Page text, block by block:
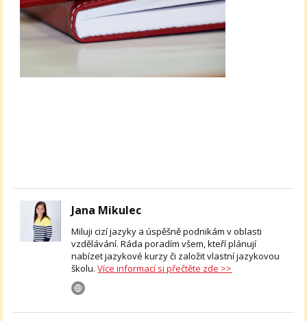
Jana Mikulec
Miluji cizí jazyky a úspěšně podnikám v oblasti
vzdělávání. Ráda poradím všem, kteří plánují
nabízet jazykové kurzy či založit vlastní jazykovou
školu.Více informací si přečtěte zde >>